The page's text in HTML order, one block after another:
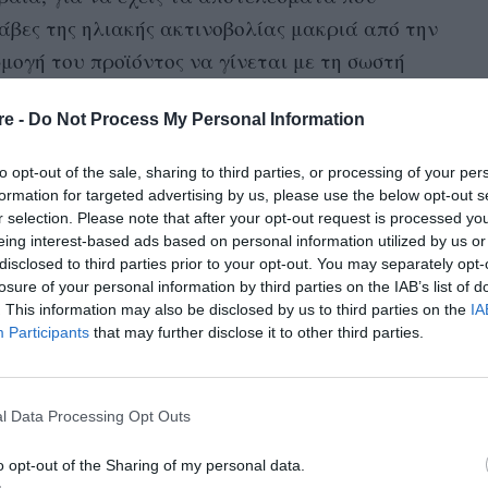
- Do Not Process My Personal Information
opt-out of the sale, sharing to third parties, or processing of your
for targeted advertising by us, please use the below opt-out
selection. Please note that after your opt-out request is processed
interest-based ads based on personal information utilized by us
to third parties prior to your opt-out. You may separately
of your personal information by third parties on the IAB’s list of
This information may also be disclosed by us to third parties on the
Participants that may further disclose it to other third parties.
Data Processing Opt Outs
opt-out of the Sharing of my personal data.
της ηλιακής ακτινοβολίας μακριά από την
του προϊόντος να γίνεται με τη σωστή
γίνεται όμως στην περίπτωση που είσαι
μπόρεσε να ξεφύγει ούτε ηKim Kardashian, η
με μακιγιάζ. Ωστόσο, η διάσημη
τη λύση σε ένα beauty kit το οποίο
kit την ενθουσίασε τόσο πολύ που
προσωπικό της λογαριασμό στο Instagram
πληρωμένη διαφήμιση. Πρόκειται για το Post
ένα προϊόν με υψηλή αντηλιακή
κανείς μπορεί να εφαρμόσει στο πρόσωπο